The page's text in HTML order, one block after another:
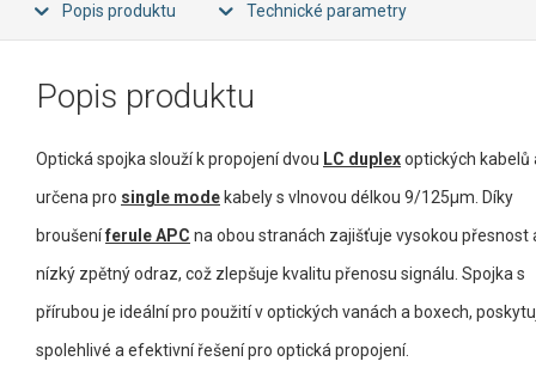
Popis produktu Technické parametry
Popis produktu
Optická spojka slouží k propojení dvou LC duplexoptických kabelů
určena pro single mode kabely s vlnovou délkou 9/125µm. Díky
broušeníferule APC na obou stranách zajišťuje vysokou přesnost
nízký zpětný odraz, což zlepšuje kvalitu přenosu signálu. Spojka s
přírubou je ideální pro použití v optických vanách a boxech,
spolehlivé a efektivní řešení pro optická propojení.